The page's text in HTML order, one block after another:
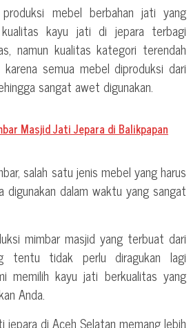
mebel berbahan jati yang
kualitas kayu jati di jepara terbagi
namun kualitas kategori terendah
semua mebel diproduksi dari
sangat awet digunakan.
Masjid Jati Jepara di Balikpapan
salah satu jenis mebel yang harus
digunakan dalam waktu yang sangat
mimbar masjid yang terbuat dari
tentu tidak perlu diragukan lagi
memilih kayu jati berkualitas yang
Anda.
jepara di Aceh Selatan memang lebih